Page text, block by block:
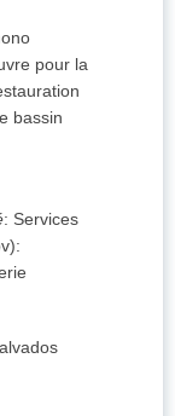
pour la
bassin
: Services
):